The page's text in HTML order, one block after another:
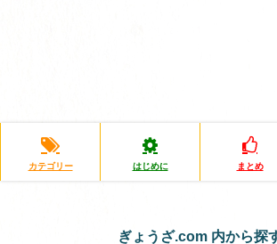
カテゴリー はじめに まとめ
ぎょうざ.com 内から探